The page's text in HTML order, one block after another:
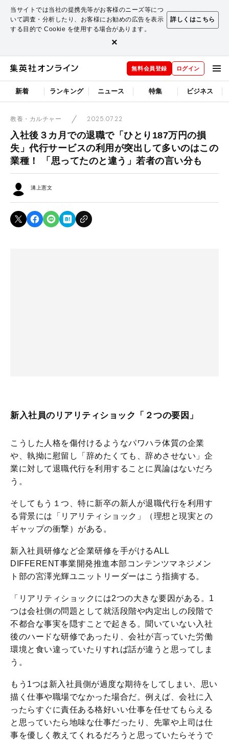
当サイトでは当社の提携先等がお客様のニーズ等につ
いて調査・分析したり、お客様にお勧めの広告を表示
する目的で Cookie を使用する場合があります。
詳しくはこちら
×
無料会員登録 ログイン
新着 ランキング ニュース 特集 ビジネス
教養・カルチャー 2025.07.22
入社後３カ月での退職で「ひとり187万円の損
失」代行サービスの利用が突出して多いのはこの
業種！ 「思ってたのと違う」若者の言い分も
溝上憲文
新入社員のリアリティショック「２つの要因」
こうした人格を傷付けるようなパワハラ体質の企業
や、執拗に慰留し「辞めたくても、辞めさせない」企
業に対して退職代行を利用することに異論はないだろ
う。
そしてもう１つ、特に新卒の新人が退職代行を利用す
る背景には「リアリティショック」（理想と現実との
ギャップの衝撃）がある。
新入社員研修など企業研修を手がけるALL
DIFFERENT事業開発推進本部コンテンツマネジメン
ト部の宮澤光輝ユニットリーダーはこう指摘する。
「リアリティショックには2つの大きな要因がある。1
つは会社側の問題として就活段階や内定出しの段階で
不都合な事実を隠すことで起きる。聞いていない入社
後のハードな研修であったり、会社が言っていた労働
環境と食い違っていたりすれば話が違うと思ってしま
う。
もう1つは新入社員側が過度な期待をしてしまい、思い
描く仕事や職場でなかった場合だ。例えば、会社に入
ったらすぐに責任ある格好いい仕事を任せてもらえる
と思っていたら地味な仕事だったり、先輩や上司は仕
事を優しく教えてくれるだろうと思っていたらそうで